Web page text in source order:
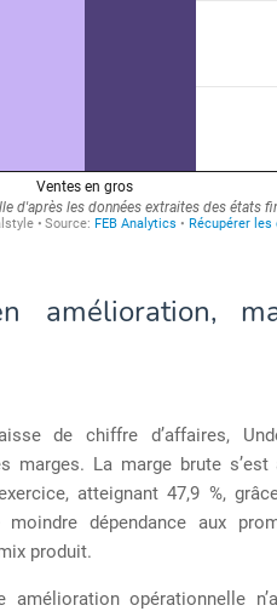
amélioration,
de chiffre d’affaires,
marges. La marge brute
atteignant 47,9 %,
moindre dépendance aux
produit.
amélioration opérationnelle